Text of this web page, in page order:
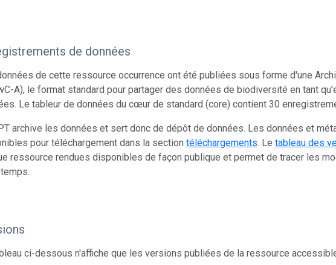
de données
de cette ressource occurrence ont été publiées sous forme d'une
A), le format standard pour partager des données de biodiversité en tant
Le tableur de données du cœur de standard (core) contient 30
archive les données et sert donc de dépôt de données. Les données et
pour téléchargement dans la sectiontéléchargements. Letableau des
ressource rendues disponibles de façon publique et permet de tracer les
ci-dessous n'affiche que les versions publiées de la ressource